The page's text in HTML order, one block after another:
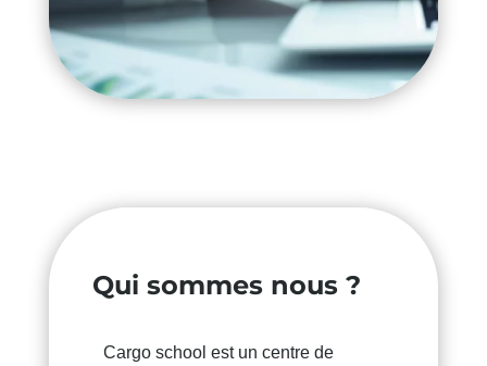
Qui sommes nous ?
Cargo school est un centre de